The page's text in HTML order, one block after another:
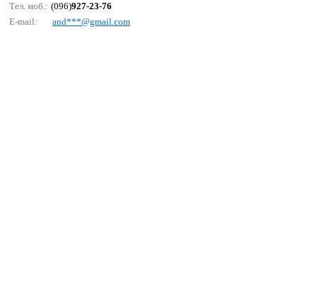
Тел. моб.: (096)927-23-76
E-mail:
аnd***@gmаil.соm